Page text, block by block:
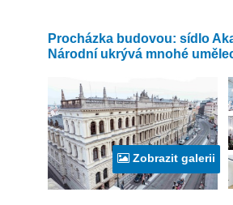
Co ukrývá Vyšehrad?
národní památku už více než
Zobrazit galerii